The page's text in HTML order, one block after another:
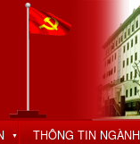
▼ THÔNG TIN NGÀNH